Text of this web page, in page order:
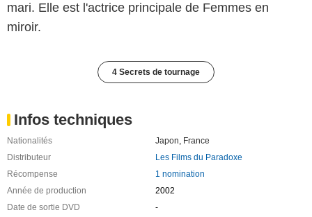
mari. Elle est l'actrice principale de Femmes en
miroir.
4 Secrets de tournage
Infos techniques
Nationalités Japon, France
Distributeur
Les Films du Paradoxe
Récompense
1 nomination
Année de production
2002
Date de sortie DVD
-